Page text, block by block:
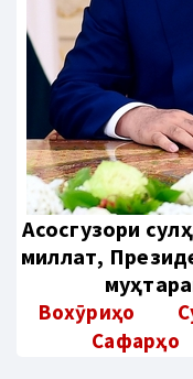
Aсосгузори
миллат,
Вохӯриҳо
Сафарҳо